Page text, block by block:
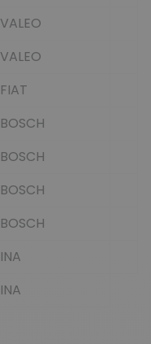
VALEO
VALEO
FIAT
BOSCH
BOSCH
BOSCH
BOSCH
INA
INA